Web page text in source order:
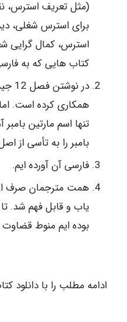
(مثل تعریف استرس،
برای استرس شغلی،
استرس، کمال گرایی
کتاب هایی که به
در
همکاری کرده است.
تنها اسم مارتین بامبر
بامبر را به تأسی از
فارسی آن آورده ایم.
همت مترجمان صرف
یاب و قابل فهم شد. تا
بوده ایم منوط
ادامه مطلب را با دانلود